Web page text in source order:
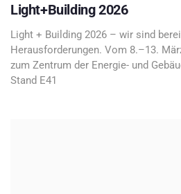
Light+Building 2026
Light + Building 2026 – wir sind
Herausforderungen. Vom 8.–13.
zum Zentrum der Energie- und
Stand E41